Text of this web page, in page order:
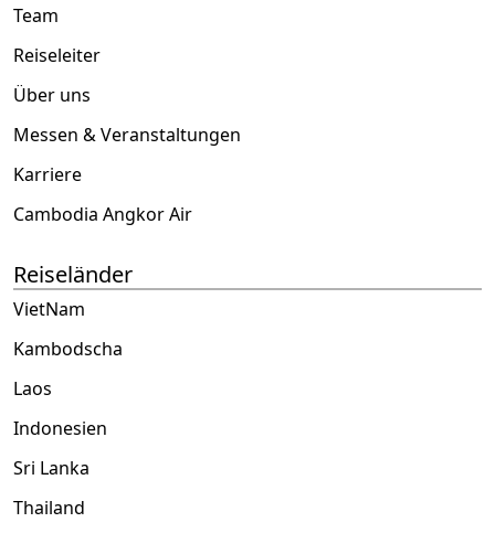
Team
Reiseleiter
Über uns
Messen & Veranstaltungen
Karriere
Cambodia Angkor Air
Reiseländer
VietNam
Kambodscha
Laos
Indonesien
Sri Lanka
Thailand